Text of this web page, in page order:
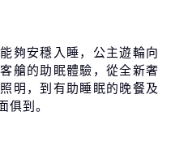
夠安穩入睡，公主遊輪向
艙的助眠體驗，從全新奢
明，到有助睡眠的晚餐及
俱到。